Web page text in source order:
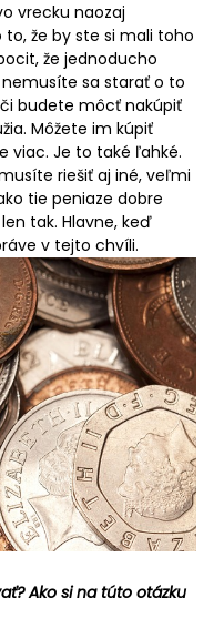
vrecku naozaj
že by ste si mali toho
že jednoducho
sa starať o to
budete môcť nakúpiť
Môžete im kúpiť
viac. Je to také ľahké.
riešiť aj iné, veľmi
tie peniaze dobre
tak. Hlavne, keď
v tejto chvíli.
Ako si na túto otázku